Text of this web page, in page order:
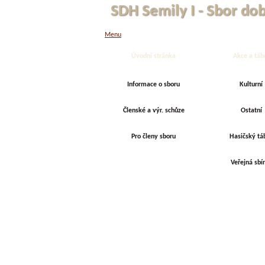
Menu
Úvodní stránka
Informace o sboru
Členské a výr. schůze
Pro členy sboru
Akce a
Kulturní
Ostatní
Hasičský
Veřejná
SDH Semily I - Sbor